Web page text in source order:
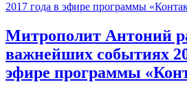
Митрополит Антоний
важнейших событиях
эфире программы